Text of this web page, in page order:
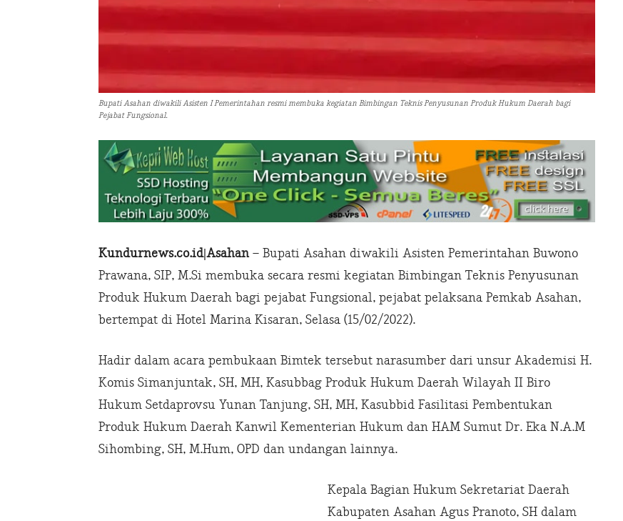
Bupati Asahan diwakili Asisten I Pemerintahan resmi membuka kegiatan Bimbingan Teknis Penyusunan Produk Hukum Daerah bagi
Pejabat Fungsional.
Kundurnews.co.id|Asahan– Bupati Asahan diwakili Asisten Pemerintahan Buwono
Prawana, SIP, M.Si membuka secara resmi kegiatan Bimbingan Teknis Penyusunan
Produk Hukum Daerah bagi pejabat Fungsional, pejabat pelaksana Pemkab Asahan,
bertempat di Hotel Marina Kisaran, Selasa (15/02/2022).
Hadir dalam acara pembukaan Bimtek tersebut narasumber dari unsur Akademisi H.
Komis Simanjuntak, SH, MH, Kasubbag Produk Hukum Daerah Wilayah II Biro
Hukum Setdaprovsu Yunan Tanjung, SH, MH, Kasubbid Fasilitasi Pembentukan
Produk Hukum Daerah Kanwil Kementerian Hukum dan HAM Sumut Dr. Eka N.A.M
Sihombing, SH, M.Hum, OPD dan undangan lainnya.
Kepala Bagian Hukum Sekretariat Daerah
Kabupaten Asahan Agus Pranoto, SH dalam